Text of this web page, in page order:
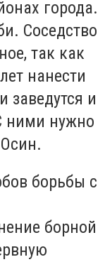
города.
Соседство
так как
нанести
заведутся и
ними нужно
борьбы с
борной